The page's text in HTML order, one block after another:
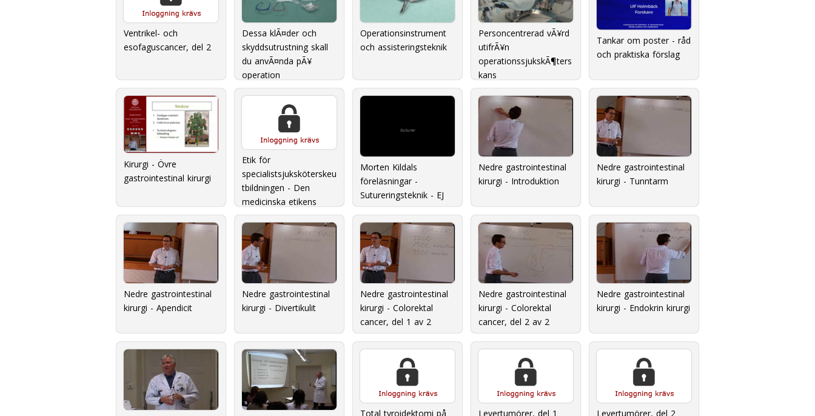
Ventrikel- och
esofaguscancer, del 2
Dessa klÃ¤der och
skyddsutrustning skall
du anvÃ¤nda pÃ¥
operation
Operationsinstrument
och assisteringsteknik
Personcentrerad vÃ¥rd
utifrÃ¥n
operationssjukskÃ¶ters
kans
omvÃ¥rdnadsÃ¥tgÃ¤rd
er
Tankar om poster - råd
och praktiska förslag
Kirurgi - Övre
gastrointestinal kirurgi
Etik för
specialistsjuksköterskeu
tbildningen - Den
medicinska etikens
individualism
Morten Kildals
föreläsningar -
Sutureringsteknik - EJ
KLAR
Nedre gastrointestinal
kirurgi - Introduktion
Nedre gastrointestinal
kirurgi - Tunntarm
Nedre gastrointestinal
kirurgi - Apendicit
Nedre gastrointestinal
kirurgi - Divertikulit
Nedre gastrointestinal
kirurgi - Colorektal
cancer, del 1 av 2
Nedre gastrointestinal
kirurgi - Colorektal
cancer, del 2 av 2
Nedre gastrointestinal
kirurgi - Endokrin kirurgi
Total tyroidektomi på Levertumörer, del 1 Levertumörer, del 2